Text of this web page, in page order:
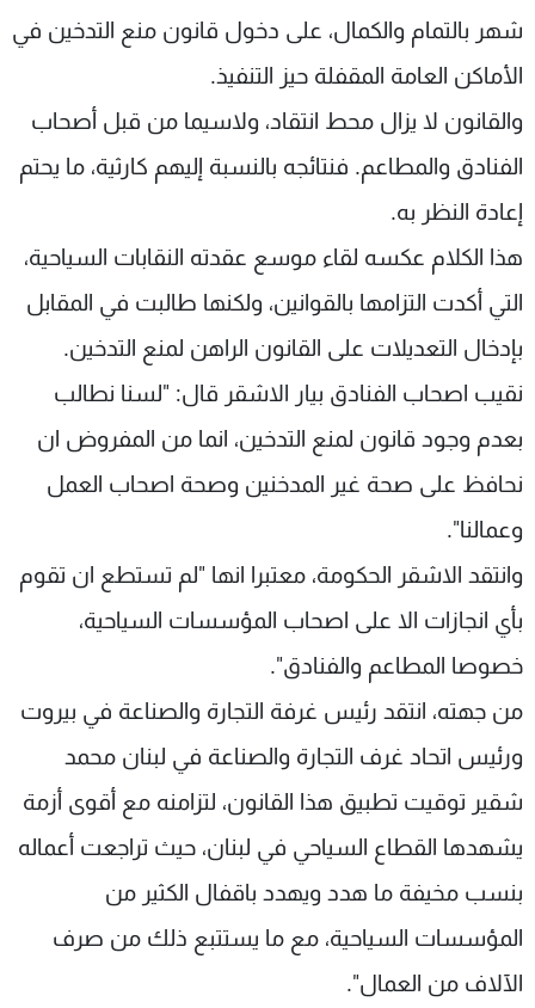
شهر بالتمام والكمال، على دخول قانون منع التدخين في
الأماكن العامة المقفلة حيز التنفيذ.
والقانون لا يزال محط انتقاد، ولاسيما من قبل أصحاب
الفنادق والمطاعم. فنتائجه بالنسبة إليهم كارثية، ما يحتم
إعادة النظر به.
هذا الكلام عكسه لقاء موسع عقدته النقابات السياحية،
التي أكدت التزامها بالقوانين، ولكنها طالبت في المقابل
بإدخال التعديلات على القانون الراهن لمنع التدخين.
نقيب اصحاب الفنادق بيار الاشقر قال: "لسنا نطالب
بعدم وجود قانون لمنع التدخين، انما من المفروض ان
نحافظ على صحة غير المدخنين وصحة اصحاب العمل
وعمالنا".
وانتقد الاشقر الحكومة، معتبرا انها "لم تستطع ان تقوم
بأي انجازات الا على اصحاب المؤسسات السياحية،
خصوصا المطاعم والفنادق".
من جهته، انتقد رئيس غرفة التجارة والصناعة في بيروت
ورئيس اتحاد غرف التجارة والصناعة في لبنان محمد
شقير توقيت تطبيق هذا القانون، لتزامنه مع أقوى أزمة
يشهدها القطاع السياحي في لبنان، حيث تراجعت أعماله
بنسب مخيفة ما هدد ويهدد باقفال الكثير من
المؤسسات السياحية، مع ما يستتبع ذلك من صرف
الآلاف من العمال".
عن MTV
لاعلاناتكم
وظائف
شروط الإسـتخدام